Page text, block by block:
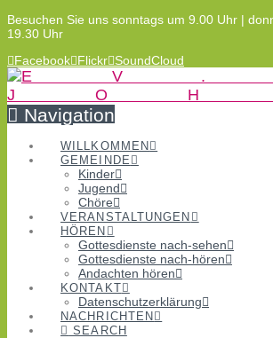
Besuchen Sie uns sonntags um 9.00 Uhr |
19.30 Uhr
Facebook Flickr SoundCloud
Navigation
WILLKOMMEN
GEMEINDE
Kinder
Jugend
Chöre
VERANSTALTUNGEN
HÖREN
Gottesdienste nach-sehen
Gottesdienste nach-hören
Andachten hören
KONTAKT
Datenschutzerklärung
NACHRICHTEN
SEARCH